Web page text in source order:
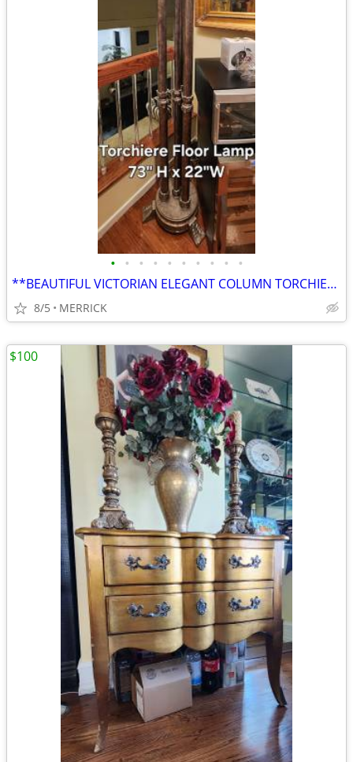
• • • • • • • • • •
**BEAUTIFUL VICTORIAN ELEGANT COLUMN TORCHIERE FLOOR LAMP**
8/5 MERRICK
$100